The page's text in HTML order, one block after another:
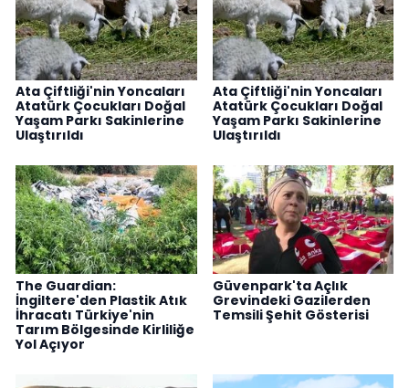
Ata Çiftliği'nin Yoncaları
Atatürk Çocukları Doğal
Yaşam Parkı Sakinlerine
Ulaştırıldı
Ata Çiftliği'nin Yoncaları
Atatürk Çocukları Doğal
Yaşam Parkı Sakinlerine
Ulaştırıldı
The Guardian:
İngiltere'den Plastik Atık
İhracatı Türkiye'nin
Tarım Bölgesinde Kirliliğe
Yol Açıyor
Güvenpark'ta Açlık
Grevindeki Gazilerden
Temsili Şehit Gösterisi